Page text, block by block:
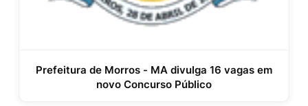
Prefeitura de Morros - MA divulga 16 vagas em
novo Concurso Público